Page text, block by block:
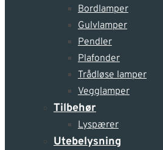
Bordlamper
Gulvlamper
Pendler
Plafonder
Trådløse lamper
Vegglamper
Tilbehør
Lyspærer
Utebelysning